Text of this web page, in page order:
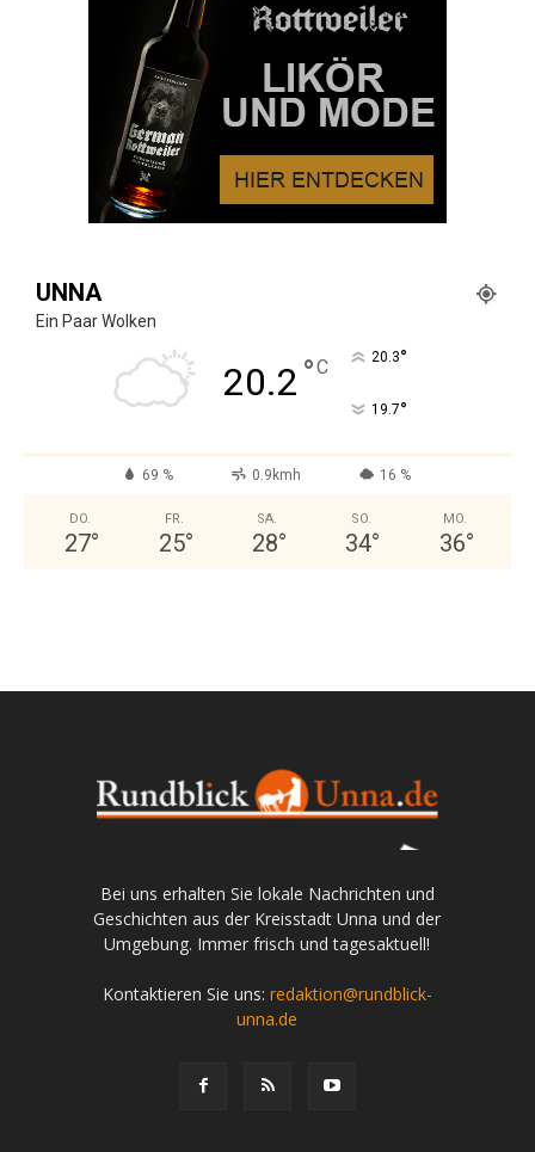
UNNA
Ein Paar Wolken
20.2 °C 20.3°
19.7°
69 % 0.9kmh 16 %
DO.
27°
FR.
25°
SA.
28°
SO.
34°
MO.
36°
Bei uns erhalten Sie lokale Nachrichten und
Geschichten aus der Kreisstadt Unna und der
Umgebung. Immer frisch und tagesaktuell!
Kontaktieren Sie uns: redaktion@rundblick-
unna.de